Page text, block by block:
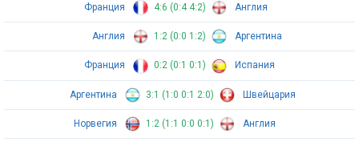
Франция 4:6 (0:4 4:2) Англия
Англия 1:2 (0:0 1:2) Аргентина
Франция 0:2 (0:1 0:1) Испания
Аргентина 3:1 (1:0 0:1 2:0) Швейцария
Норвегия 1:2 (1:1 0:0 0:1) Англия